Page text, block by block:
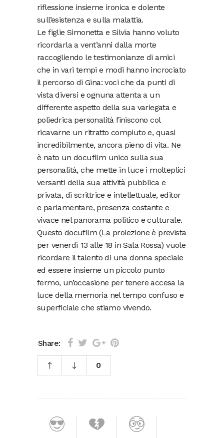
riflessione insieme ironica e dolente
sull’esistenza e sulla malattia.
Le figlie Simonetta e Silvia hanno voluto
ricordarla a vent’anni dalla morte
raccogliendo le testimonianze di amici
che in vari tempi e modi hanno incrociato
il percorso di Gina: voci che da punti di
vista diversi e ognuna attenta a un
differente aspetto della sua variegata e
poliedrica personalità finiscono col
ricavarne un ritratto compiuto e, quasi
incredibilmente, ancora pieno di vita. Ne
è nato un docufilm unico sulla sua
personalità, che mette in luce i molteplici
versanti della sua attività pubblica e
privata, di scrittrice e intellettuale, editor
e parlamentare, presenza costante e
vivace nel panorama politico e culturale.
Questo docufilm (La proiezione è prevista
per venerdì 13 alle 18 in Sala Rossa) vuole
ricordare il talento di una donna speciale
ed essere insieme un piccolo punto
fermo, un’occasione per tenere accesa la
luce della memoria nel tempo confuso e
superficiale che stiamo vivendo.
Share:
0